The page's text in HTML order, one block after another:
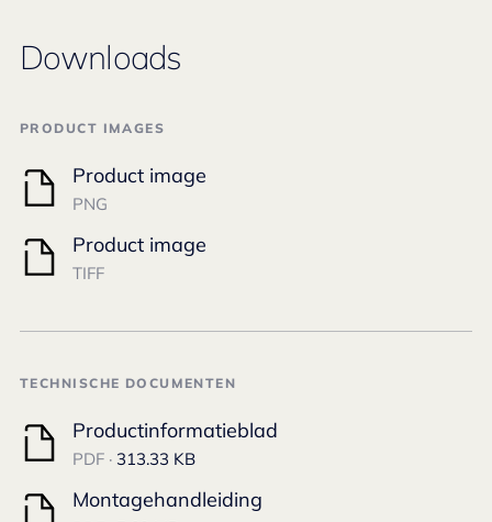
Downloads
PRODUCT IMAGES
Product image
PNG
Product image
TIFF
TECHNISCHE DOCUMENTEN
Productinformatieblad
PDF · 313.33 KB
Montagehandleiding